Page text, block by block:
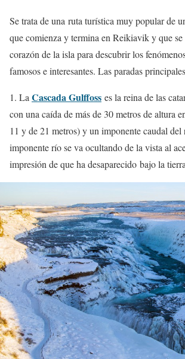
Se trata de una ruta turística muy popular de
que comienza y termina en Reikiavik y que se
corazón de la isla para descubrir los
famosos e interesantes. Las paradas
1. La Cascada Gulffoss es la reina de las
con una caída de más de 30 metros de altura
11 y de 21 metros) y un imponente caudal
imponente río se va ocultando de la vista al
impresión de que ha desaparecido bajo la